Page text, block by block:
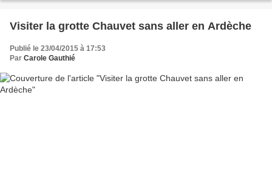
Visiter la grotte Chauvet sans aller en Ardèche
Publié le 23/04/2015 à 17:53
Par Carole Gauthié